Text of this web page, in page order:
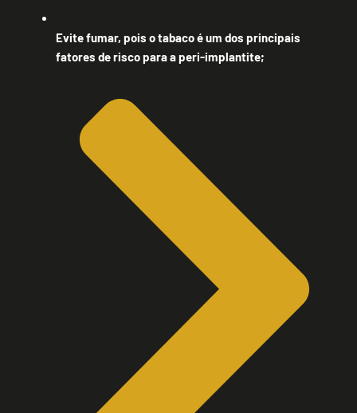
Evite fumar, pois o tabaco é um dos principais
fatores de risco para a peri-implantite;